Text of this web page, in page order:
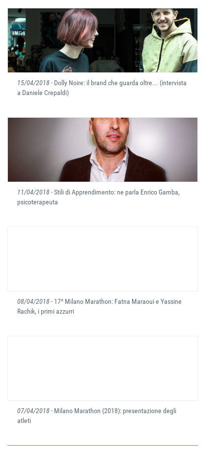
15/04/2018- Dolly Noire: il brand che guarda oltre... (intervista
a Daniele Crepaldi)
11/04/2018- Stili di Apprendimento: ne parla Enrico Gamba,
psicoterapeuta
08/04/2018- 17^ Milano Marathon: Fatna Maraoui e Yassine
Rachik, i primi azzurri
07/04/2018- Milano Marathon (2018): presentazione degli
atleti